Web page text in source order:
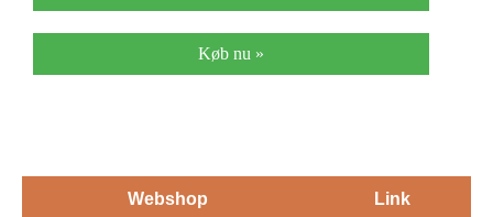
Køb nu »
Webshop Link